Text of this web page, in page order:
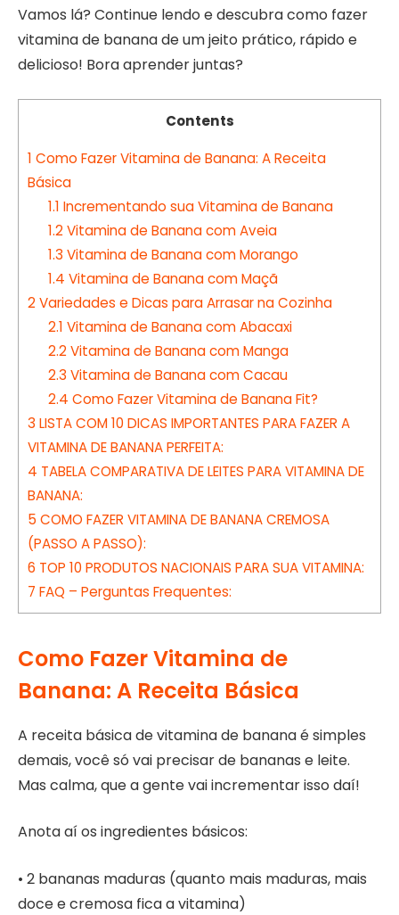
Vamos lá? Continue lendo e descubra como fazer
vitamina de banana de um jeito prático, rápido e
delicioso! Bora aprender juntas?
Contents
1 Como Fazer Vitamina de Banana: A Receita
Básica
1.1 Incrementando sua Vitamina de Banana
1.2Vitamina de Banana com Aveia
1.3 Vitamina de Banana com Morango
1.4 Vitamina de Banana com Maçã
2Variedades e Dicas para Arrasar na Cozinha
2.1 Vitamina de Banana com Abacaxi
2.2Vitamina de Banana com Manga
2.3 Vitamina de Banana com Cacau
2.4 Como Fazer Vitamina de Banana Fit?
3 LISTA COM 10 DICAS IMPORTANTES PARA FAZER A
VITAMINA DE BANANA PERFEITA:
4 TABELA COMPARATIVA DE LEITES PARA VITAMINA DE
BANANA:
5 COMO FAZER VITAMINA DE BANANA CREMOSA
(PASSO A PASSO):
6 TOP 10 PRODUTOS NACIONAIS PARA SUA VITAMINA:
7 FAQ – Perguntas Frequentes:
Como Fazer Vitamina de
Banana: A Receita Básica
A receita básica de vitamina de banana é simples
demais, você só vai precisar de bananas e leite.
Mas calma, que a gente vai incrementar isso daí!
Anota aí os ingredientes básicos:
• 2 bananas maduras (quanto mais maduras, mais
doce e cremosa fica a vitamina)